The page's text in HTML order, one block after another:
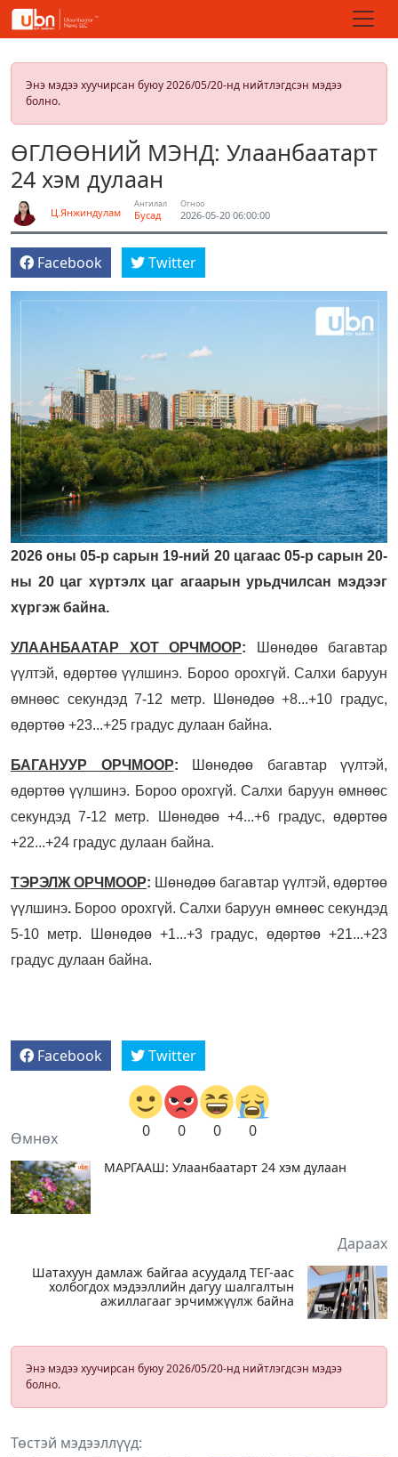
Энэ мэдээ хуучирсан буюу 2026/05/20-нд нийтлэгдсэн мэдээ
болно.
ӨГЛӨӨНИЙ МЭНД: Улаанбаатарт
24 хэм дулаан
Ц.Янжиндулам
Ангилал
Бусад
Огноо
2026-05-20 06:00:00
Facebook Twitter
2026 оны 05-р сарын 19-ний 20 цагаас 05-р сарын 20-
ны 20 цаг хүртэлх цаг агаарын урьдчилсан мэдээг
хүргэж байна.
УЛААНБААТАР ХОТ ОРЧМООР:
Шөнөдөө багавтар
үүлтэй, өдөртөө үүлшинэ. Бороо орохгүй. Салхи баруун
өмнөөс секундэд 7-12 метр. Шөнөдөө +8...+10 градус,
өдөртөө +23...+25 градус дулаан байна.
БАГАНУУР ОРЧМООР:
Шөнөдөө багавтар үүлтэй,
өдөртөө үүлшинэ. Бороо орохгүй. Салхи баруун өмнөөс
секундэд 7-12 метр. Шөнөдөө +4...+6 градус, өдөртөө
+22...+24 градус дулаан байна.
ТЭРЭЛЖ ОРЧМООР: Шөнөдөө багавтар үүлтэй, өдөртөө
үүлшинэ. Бороо орохгүй. Салхи баруун өмнөөс секундэд
5-10 метр. Шөнөдөө +1...+3 градус, өдөртөө +21...+23
градус дулаан байна.
Facebook Twitter
0 0 0 0
Өмнөх
МАРГААШ: Улаанбаатарт 24 хэм дулаан
Дараах
Шатахуун дамлаж байгаа асуудалд ТЕГ-аас
холбогдох мэдээллийн дагуу шалгалтын
ажиллагааг эрчимжүүлж байна
Энэ мэдээ хуучирсан буюу 2026/05/20-нд нийтлэгдсэн мэдээ
болно.
Төстэй мэдээллүүд: